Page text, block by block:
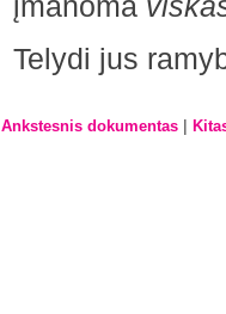
Telydi jus
Ankstesnis dokumentas |